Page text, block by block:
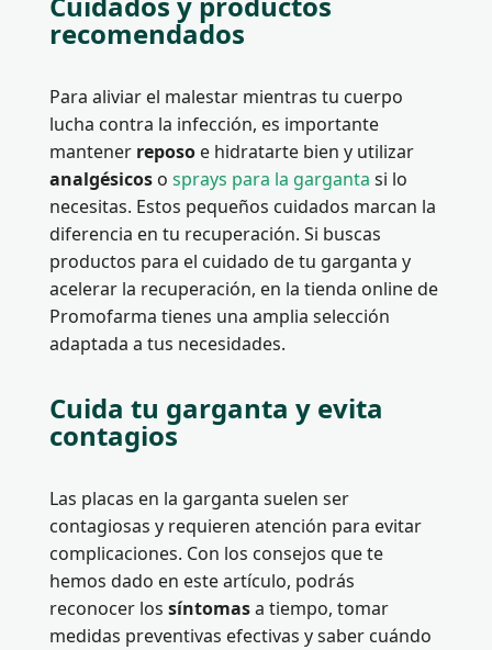
recomendados
Para aliviar el malestar mientras tu cuerpo
lucha contra la infección, es importante
mantener reposo e hidratarte bien y utilizar
analgésicos o sprays para la garganta si lo
necesitas. Estos pequeños cuidados marcan la
diferencia en tu recuperación. Si buscas
productos para el cuidado de tu garganta y
acelerar la recuperación, en la tienda online de
Promofarma tienes una amplia selección
adaptada a tus necesidades.
Cuida tu garganta y evita
contagios
Las placas en la garganta suelen ser
contagiosas y requieren atención para evitar
complicaciones. Con los consejos que te
hemos dado en este artículo, podrás
reconocer los síntomasa tiempo, tomar
medidas preventivas efectivas y saber cuándo